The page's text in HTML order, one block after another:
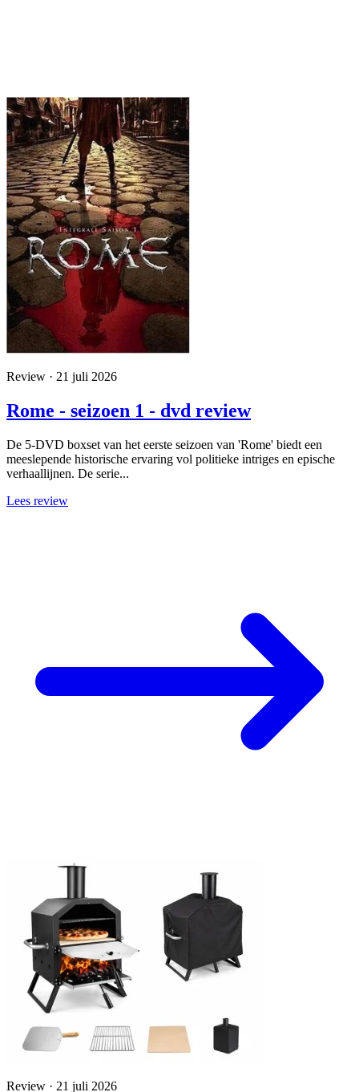
Review · 21 juli 2026
Rome - seizoen 1 - dvd review
De 5-DVD boxset van het eerste seizoen van 'Rome' biedt een
meeslepende historische ervaring vol politieke intriges en epische
verhaallijnen. De serie...
Lees review
Review · 21 juli 2026